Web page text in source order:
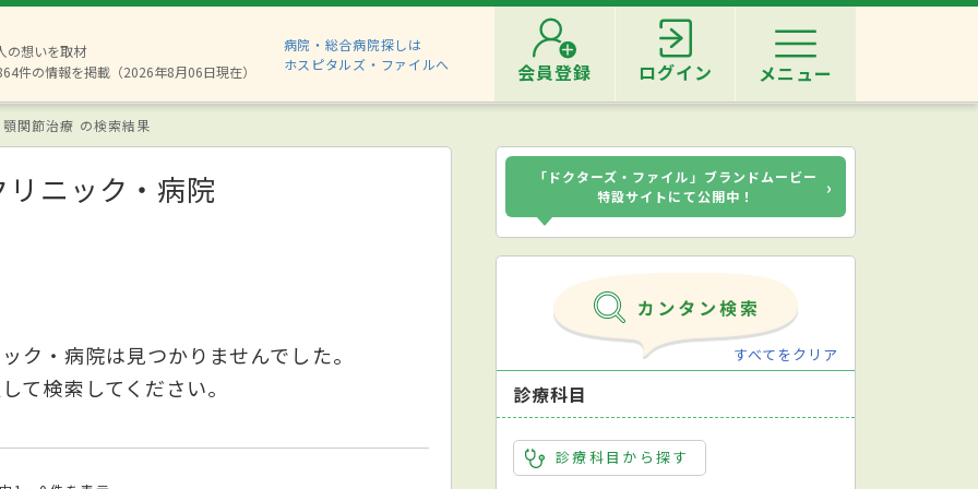
の想いを取材
件の情報を掲載（2026年8月06日現在）
病院・総合病院探しは
ホスピタルズ・ファイルへ
会員登録 ログイン メニュー
顎関節治療 の検索結果
リニック・病院
ク・病院は見つかりませんでした。
て検索してください。
「ドクターズ・ファイル」ブランドムービー
特設サイトにて公開中！
›
すべてをクリア
診療科目
診療科目から探す